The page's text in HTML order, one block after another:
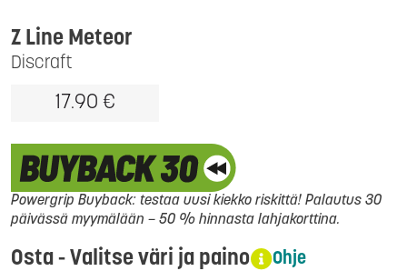
Discraft
Z Line Meteor
17.90 €
Powergrip Buyback: testaa uusi kiekko riskittä! Palautus 30
päivässä myymälään – 50 % hinnasta lahjakorttina.
Osta - Valitse väri ja paino Ohje